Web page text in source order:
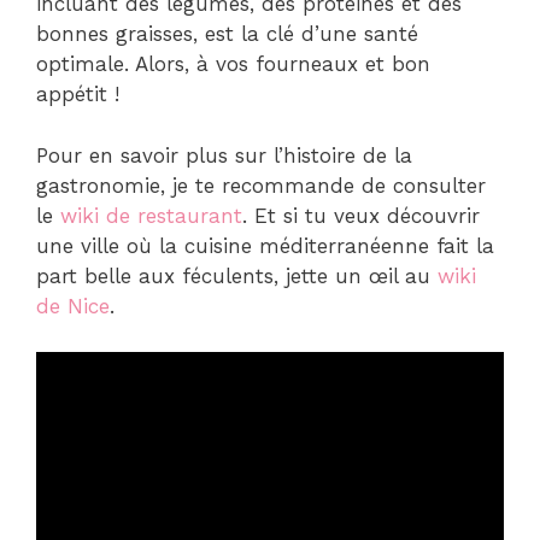
bonnes graisses, est la clé d’une santé
optimale. Alors, à vos fourneaux et bon
appétit !
Pour en savoir plus sur l’histoire de la
gastronomie, je te recommande de consulter
le wiki de restaurant. Et si tu veux découvrir
une ville où la cuisine méditerranéenne fait la
part belle aux féculents, jette un œil au wiki
de Nice.